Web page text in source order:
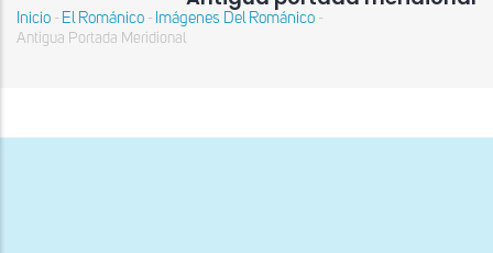
Sobrescribir
ayuda
Inicio - El Románico - Imágenes Del Románico -
Antigua Portada Meridional